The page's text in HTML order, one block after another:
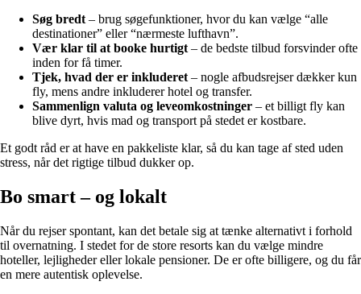
Søg bredt – brug søgefunktioner, hvor du kan vælge “alle
destinationer” eller “nærmeste lufthavn”.
Vær klar til at booke hurtigt – de bedste tilbud forsvinder ofte
inden for få timer.
Tjek, hvad der er inkluderet – nogle afbudsrejser dækker kun
fly, mens andre inkluderer hotel og transfer.
Sammenlign valuta og leveomkostninger – et billigt fly kan
blive dyrt, hvis mad og transport på stedet er kostbare.
Et godt råd er at have en pakkeliste klar, så du kan tage af sted uden
stress, når det rigtige tilbud dukker op.
Bo smart – og lokalt
Når du rejser spontant, kan det betale sig at tænke alternativt i forhold
til overnatning. I stedet for de store resorts kan du vælge mindre
hoteller, lejligheder eller lokale pensioner. De er ofte billigere, og du får
en mere autentisk oplevelse.